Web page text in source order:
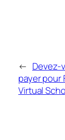
← Devez-
payer pour
Virtual